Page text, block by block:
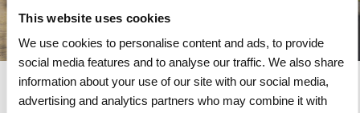
This website uses cookies
We use cookies to personalise content and ads, to provide
social media features and to analyse our traffic. We also share
information about your use of our site with our social media,
advertising and analytics partners who may combine it with
Wij adviseren u graag